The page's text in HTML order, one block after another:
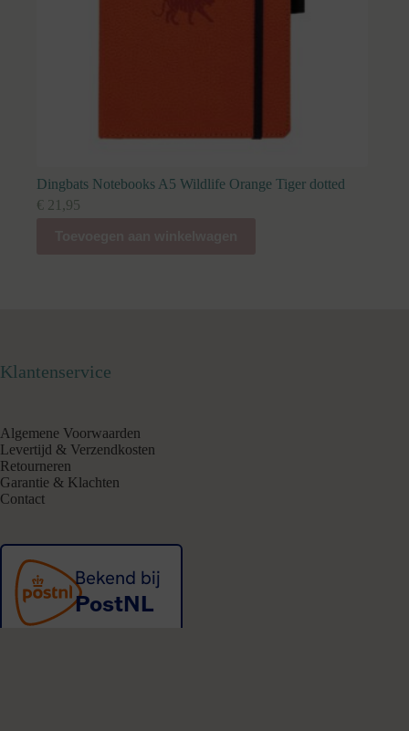
Dingbats Notebooks A5 Wildlife Orange Tiger dotted
€ 21,95
Klantenservice
Algemene Voorwaarden
Levertijd & Verzendkosten
Retourneren
Garantie & Klachten
Contact